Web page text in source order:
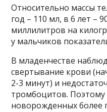
Относительно массы
год – 110 мл, в 6 лет –
миллилитров на
у мальчиков
В младенчестве
свертывание крови
2-3 минут) и
тромбоцитов. Поэтому
новорожденных более